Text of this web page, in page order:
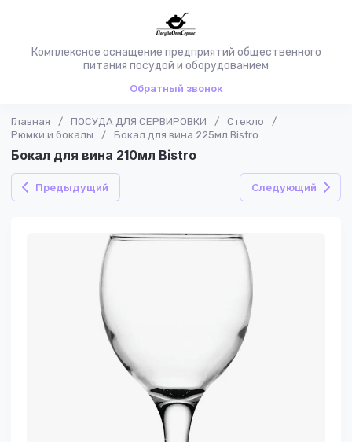
Комплексное оснащение предприятий общественного
питания посудой и оборудованием
Обратный звонок
Главная / ПОСУДА ДЛЯ СЕРВИРОВКИ / Стекло
/
Рюмки и бокалы
/ Бокал для вина 225мл Bistro
Бокал для вина 210мл Bistro
Предыдущий Следующий